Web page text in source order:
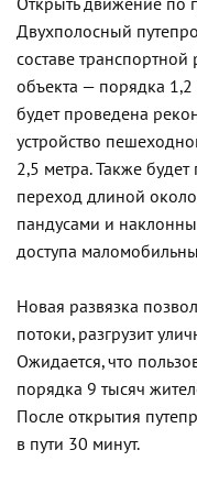
Открыть движение по
Двухполосный
составе
объекта — порядка 1,2
будет проведена
устройство
2,5 метра. Также
переход длиной
пандусами и
доступа
Новая развязка
потоки, разгрузит
Ожидается, что
порядка 9 тысяч
После открытия
в пути 30 минут.